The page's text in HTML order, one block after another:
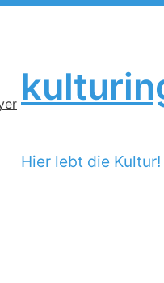
Hier lebt die Kultur!